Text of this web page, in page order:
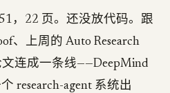
，22 页。还没放代码。跟
、上周的 Auto Research
文连成一条线——DeepMind
research-agent 系统出